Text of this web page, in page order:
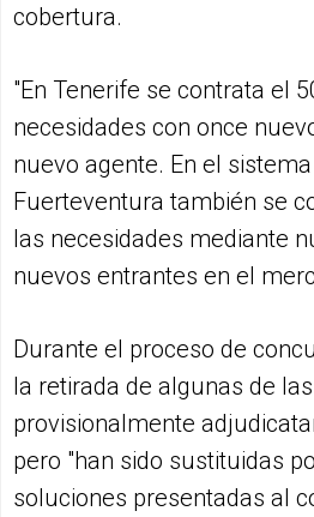
cobertura.
"En Tenerife se contrata el
necesidades con once
nuevo agente. En el
Fuerteventura también se
las necesidades mediante
nuevos entrantes en el
Durante el proceso de
la retirada de algunas de
provisionalmente
pero "han sido sustituidas
soluciones presentadas al